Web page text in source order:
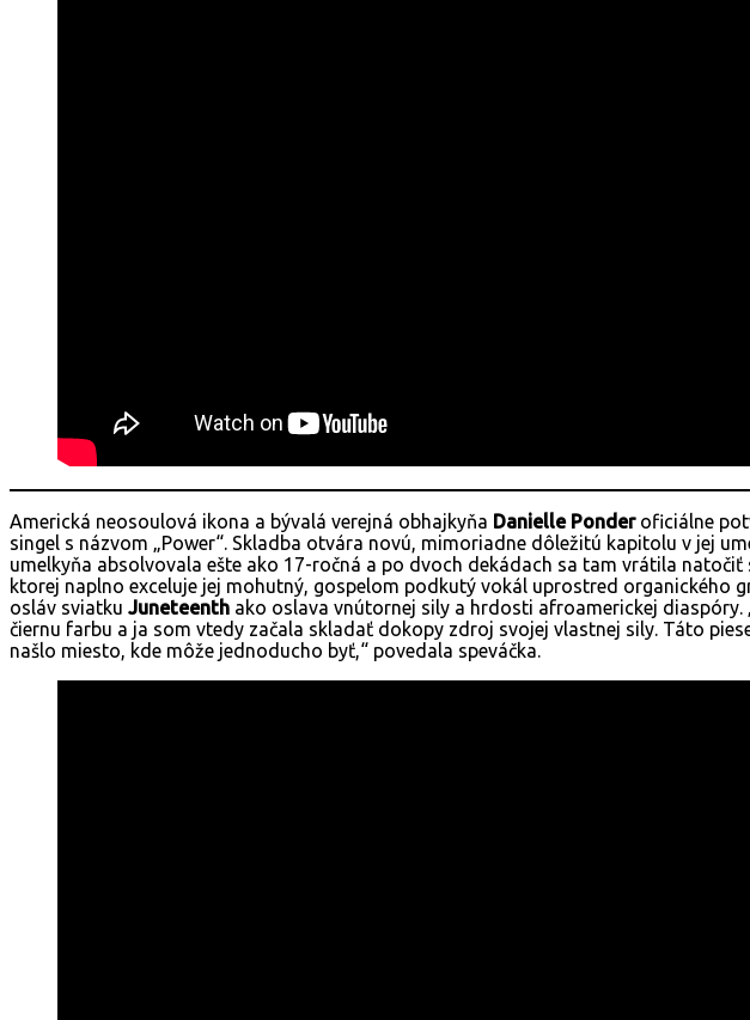
Americká neosoulová ikona a bývalá verejná obhajkyňa Danielle Ponderoficiálne
singel s názvom „Power“. Skladba otvára novú, mimoriadne dôležitú kapitolu v jej
umelkyňa absolvovala ešte ako 17-ročná a po dvoch dekádach sa tam vrátila
ktorej naplno exceluje jej mohutný, gospelom podkutý vokál uprostred organického
osláv sviatku Juneteenth ako oslava vnútornej sily a hrdosti afroamerickej diaspóry.
čiernu farbu a ja som vtedy začala skladať dokopy zdroj svojej vlastnej sily. Táto
našlo miesto, kde môže jednoducho byť,“ povedala speváčka.